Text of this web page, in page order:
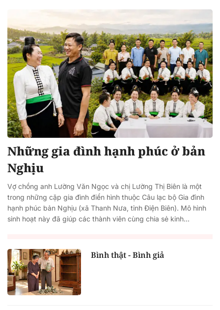
Những gia đình hạnh phúc ở bản
Nghịu
Vợ chồng anh Lường Văn Ngọc và chị Lường Thị Biên là một
trong những cặp gia đình điển hình thuộc Câu lạc bộ Gia đình
hạnh phúc bản Nghịu (xã Thanh Nưa, tỉnh Điện Biên). Mô hình
sinh hoạt này đã giúp các thành viên cùng chia sẻ kinh...
Bình thật - Bình giả